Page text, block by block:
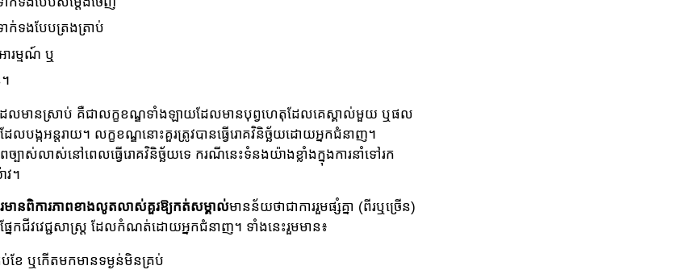
ក់ទងបែបត្រងត្រាប់
ារម្មណ៍ ឬ
លមានស្រាប់ គឺជាលក្ខខណ្ឌទាំងឡាយដែលមានបុព្វហេតុដែលគេស្គាល់មួយ ឬផល
បង្កអន្តរាយ។ លក្ខខណ្ឌនោះគួរត្រូវបានធ្វើរោគវិនិច្ឆ័យដោយអ្នកជំនាញ។
បាស់លាស់នៅពេលធ្វើរោគវិនិច្ឆ័យទេ ករណីនេះទំនងយ៉ាងខ្លាំងក្នុងការនាំទៅរក
។
មានពិការភាពខាងលូតលាស់គួរឱ្យកត់សម្គាល់មានន័យថាជាការរួមផ្សំគ្នា (ពីរឬច្រើន)
នែកជីវវេជ្ជសាស្រ្ត ដែលកំណត់ដោយអ្នកជំនាញ។ ទាំងនេះរួមមាន៖
ប់ខែ ឬកើតមកមានទម្ងន់មិនគ្រប់